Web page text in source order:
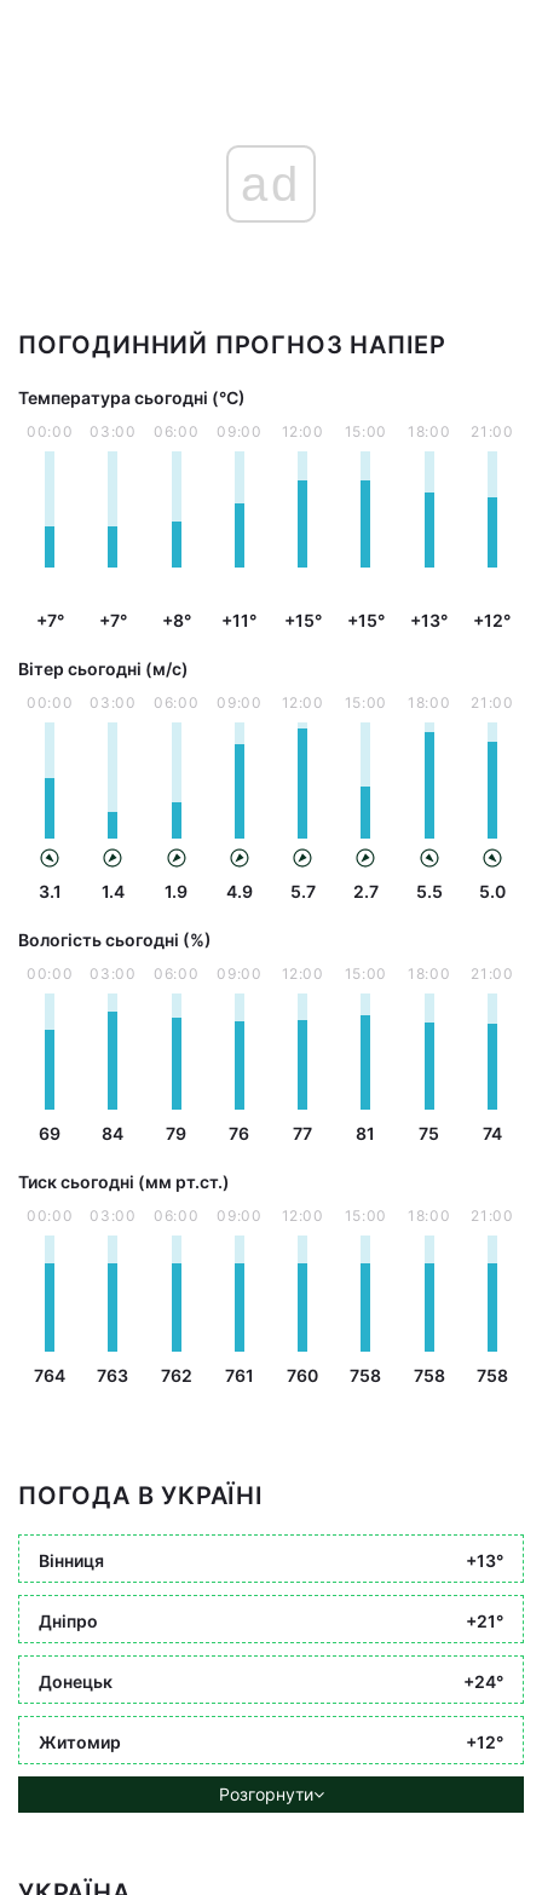
ad
ПОГОДИННИЙ ПРОГНОЗ НАПІЕР
Температура сьогодні (°С)
00:00
+7°
03:00
+7°
06:00
+8°
09:00
+11°
12:00
+15°
15:00
+15°
18:00
+13°
21:00
+12°
Вітер сьогодні (м/с)
00:00
3.1
03:00
1.4
06:00
1.9
09:00
4.9
12:00
5.7
15:00
2.7
18:00
5.5
21:00
5.0
Вологість сьогодні (%)
00:00
69
03:00
84
06:00
79
09:00
76
12:00
77
15:00
81
18:00
75
21:00
74
Тиск сьогодні (мм рт.ст.)
00:00
764
03:00
763
06:00
762
09:00
761
12:00
760
15:00
758
18:00
758
21:00
758
ПОГОДА В УКРАЇНІ
Вінниця +13°
Дніпро +21°
Донецьк +24°
Житомир +12°
Розгорнути